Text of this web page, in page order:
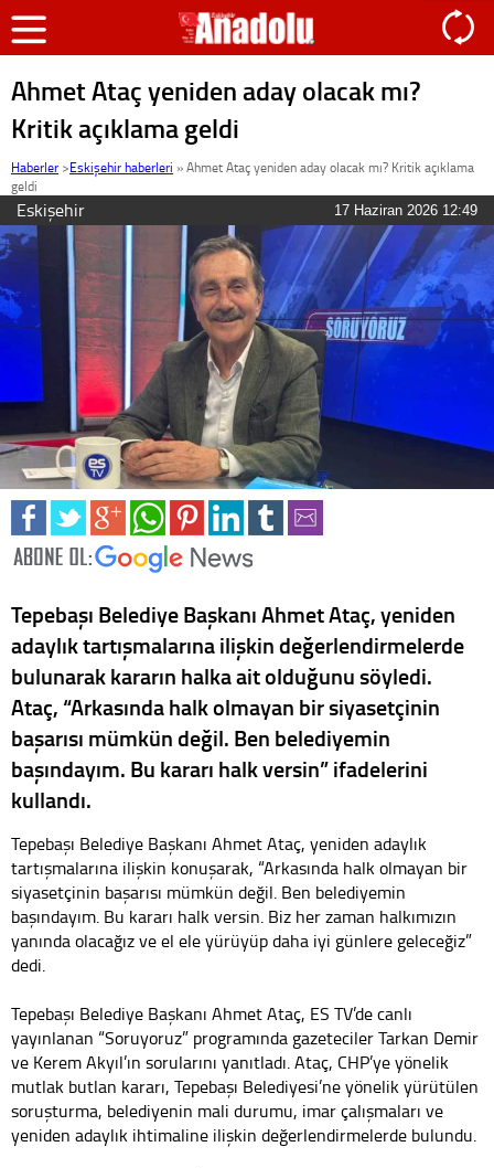
Ahmet Ataç yeniden aday olacak mı?
Kritik açıklama geldi
Haberler >Eskişehir haberleri »Ahmet Ataç yeniden aday olacak mı? Kritik açıklama
geldi
Eskişehir 17 Haziran 2026 12:49
Tepebaşı Belediye Başkanı Ahmet Ataç, yeniden
adaylık tartışmalarına ilişkin değerlendirmelerde
bulunarak kararın halka ait olduğunu söyledi.
Ataç, “Arkasında halk olmayan bir siyasetçinin
başarısı mümkün değil. Ben belediyemin
başındayım. Bu kararı halk versin” ifadelerini
kullandı.
Tepebaşı Belediye Başkanı Ahmet Ataç, yeniden adaylık
tartışmalarına ilişkin konuşarak, “Arkasında halk olmayan bir
siyasetçinin başarısı mümkün değil. Ben belediyemin
başındayım. Bu kararı halk versin. Biz her zaman halkımızın
yanında olacağız ve el ele yürüyüp daha iyi günlere geleceğiz”
dedi.
Tepebaşı Belediye Başkanı Ahmet Ataç, ES TV’de canlı
yayınlanan “Soruyoruz” programında gazeteciler Tarkan Demir
ve Kerem Akyıl’ın sorularını yanıtladı. Ataç, CHP’ye yönelik
mutlak butlan kararı, Tepebaşı Belediyesi’ne yönelik yürütülen
soruşturma, belediyenin mali durumu, imar çalışmaları ve
yeniden adaylık ihtimaline ilişkin değerlendirmelerde bulundu.